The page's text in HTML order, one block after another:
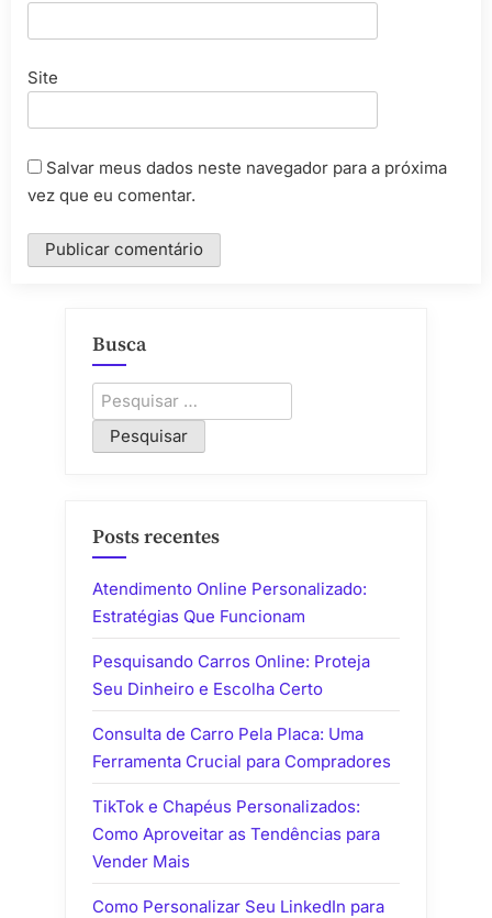
Site
Salvar meus dados neste navegador para a próxima
vez que eu comentar.
Busca
Pesquisar
por:
Posts recentes
Atendimento Online Personalizado:
Estratégias Que Funcionam
Pesquisando Carros Online: Proteja
Seu Dinheiro e Escolha Certo
Consulta de Carro Pela Placa: Uma
Ferramenta Crucial para Compradores
TikTok e Chapéus Personalizados:
Como Aproveitar as Tendências para
Vender Mais
Como Personalizar Seu LinkedIn para